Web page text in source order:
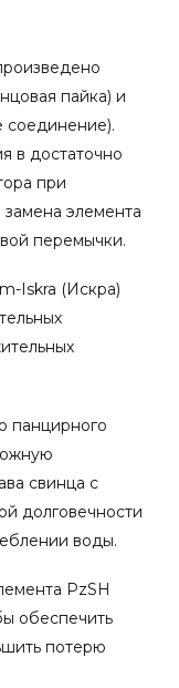
пайка) и
соединение).
в достаточно
при
элемента
перемычки.
Iskra (Искра)
панцирного
свинца с
долговечности
воды.
PzSH
обеспечить
потерю